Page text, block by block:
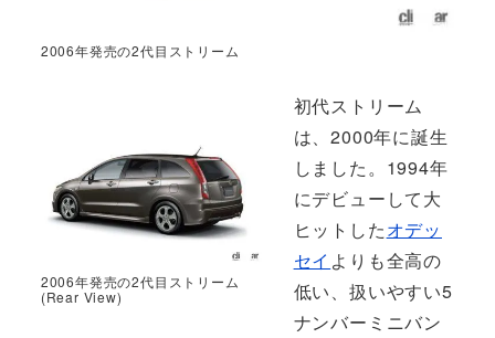
2006年発売の2代目ストリーム
2006年発売の2代目ストリーム
(Rear View)
初代ストリーム
は、2000年に誕生
しました。1994年
にデビューして大
ヒットしたオデッ
セイ よりも全高の
低い、扱いやすい5
ナンバーミニバン